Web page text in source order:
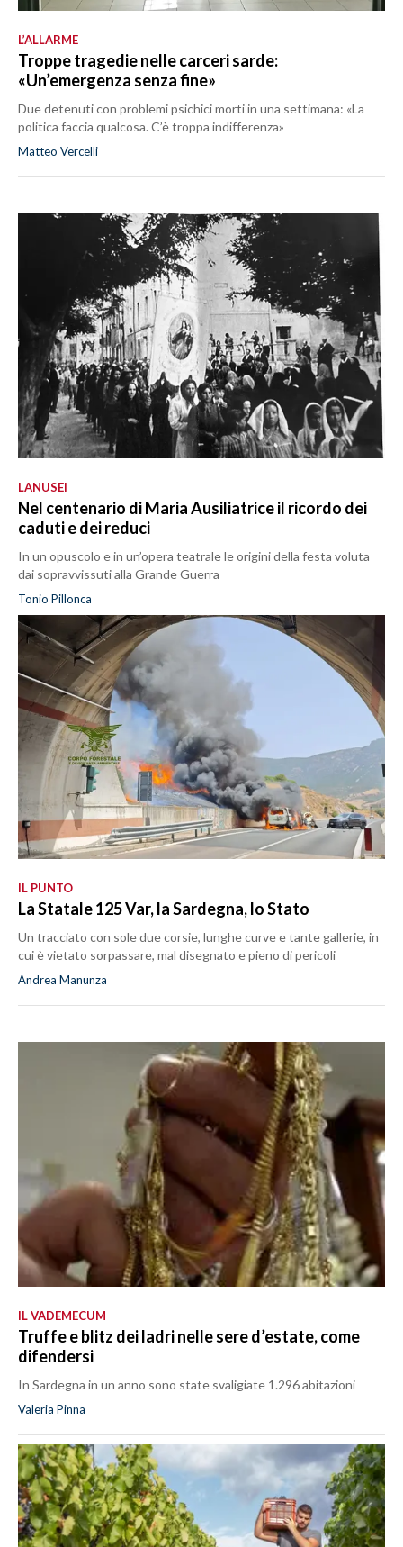
L’ALLARME
Troppe tragedie nelle carceri sarde:
«Un’emergenza senza fine»
Due detenuti con problemi psichici morti in una settimana: «La
politica faccia qualcosa. C’è troppa indifferenza»
Matteo Vercelli
LANUSEI
Nel centenario di Maria Ausiliatrice il ricordo dei
caduti e dei reduci
In un opuscolo e in un’opera teatrale le origini della festa voluta
dai sopravvissuti alla Grande Guerra
Tonio Pillonca
IL PUNTO
La Statale 125 Var, la Sardegna, lo Stato
Un tracciato con sole due corsie, lunghe curve e tante gallerie, in
cui è vietato sorpassare, mal disegnato e pieno di pericoli
Andrea Manunza
IL VADEMECUM
Truffe e blitz dei ladri nelle sere d’estate, come
difendersi
In Sardegna in un anno sono state svaligiate 1.296 abitazioni
Valeria Pinna